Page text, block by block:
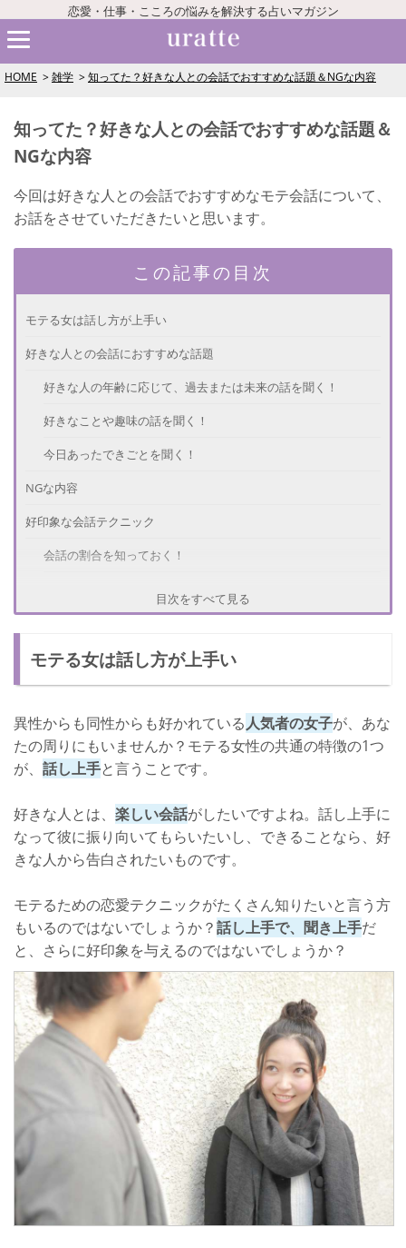
恋愛・仕事・こころの悩みを解決する占いマガジン
HOME 雑学 知ってた？好きな人との会話でおすすめな話題＆NGな内容
知ってた？好きな人との会話でおすすめな話題＆
NGな内容
今回は好きな人との会話でおすすめなモテ会話について、
お話をさせていただきたいと思います。
この記事の目次
モテる女は話し方が上手い
好きな人との会話におすすめな話題
好きな人の年齢に応じて、過去または未来の話を聞く！
好きなことや趣味の話を聞く！
今日あったできごとを聞く！
NGな内容
好印象な会話テクニック
会話の割合を知っておく！
話を遮らない！
さいごに
目次をすべて見る
モテる女は話し方が上手い
異性からも同性からも好かれている人気者の女子が、あな
たの周りにもいませんか？モテる女性の共通の特徴の1つ
が、 話し上手と言うことです。
好きな人とは、 楽しい会話がしたいですよね。話し上手に
なって彼に振り向いてもらいたいし、できることなら、好
きな人から告白されたいものです。
モテるための恋愛テクニックがたくさん知りたいと言う方
もいるのではないでしょうか？話し上手で、聞き上手だ
と、さらに好印象を与えるのではないでしょうか？